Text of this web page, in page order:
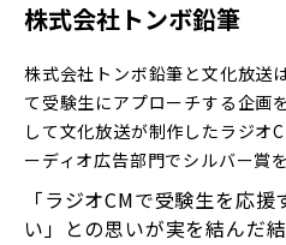
株式会社トンボ鉛筆
株式会社トンボ鉛筆と文化放送
て受験生にアプローチする企画
して文化放送が制作したラジオ
ーディオ広告部門でシルバー賞
「ラジオCMで受験生を応
い」との思いが実を結んだ